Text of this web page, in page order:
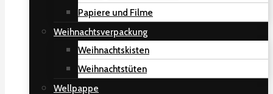
Papiere und Filme
Weihnachtsverpackung
Weihnachtskisten
Weihnachtstüten
Wellpappe